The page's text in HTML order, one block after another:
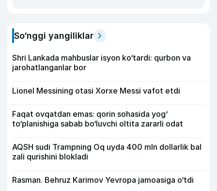
So‘nggi yangiliklar
Shri Lankada mahbuslar isyon ko‘tardi: qurbon va
jarohatlanganlar bor
Lionel Messining otasi Xorxe Messi vafot etdi
Faqat ovqatdan emas: qorin sohasida yog‘
to‘planishiga sabab bo‘luvchi oltita zararli odat
AQSH sudi Trampning Oq uyda 400 mln dollarlik bal
zali qurishini blokladi
Rasman. Behruz Karimov Yevropa jamoasiga o‘tdi